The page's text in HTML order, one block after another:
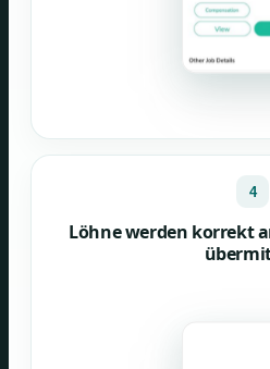
4
Löhne werden korrekt